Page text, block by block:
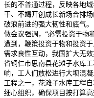
长的不普通过程，反映各地
干、不竭开创成长新场合排
破浪前进的强大韧性和底气
做会议强调，“必需投资于物
遭到，鞭策投资于物和投资
需求良性互动，我国扩大无
省铜仁市思南县花滩子水库
响，工人们放松进行大坝混
工程之一，花滩子水库工程
细心组织，确保项目按打算